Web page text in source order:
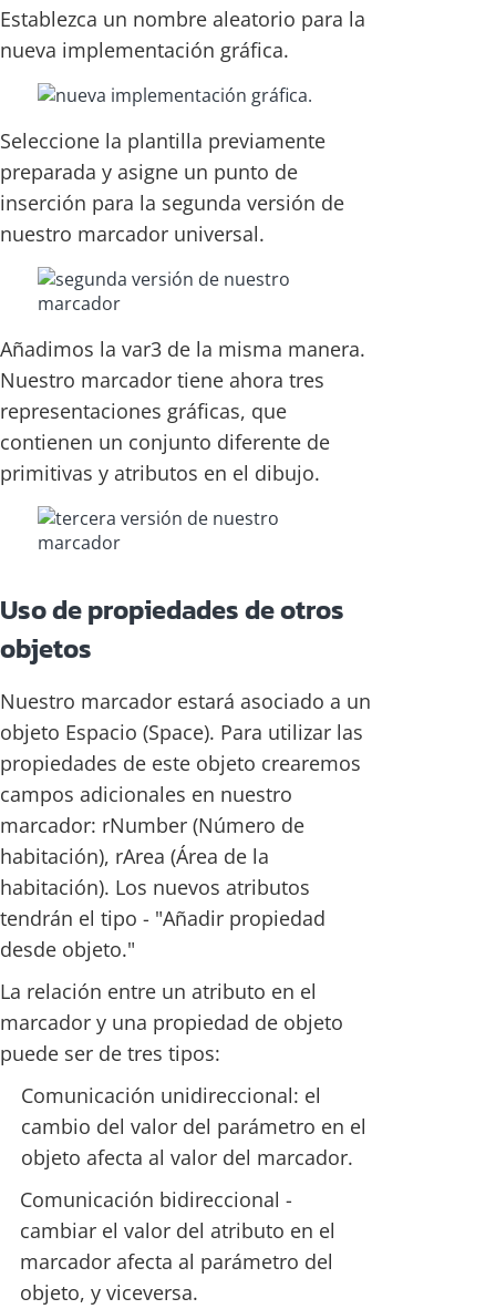
Establezca un nombre aleatorio para la
nueva implementación gráfica.
Seleccione la plantilla previamente
preparada y asigne un punto de
inserción para la segunda versión de
nuestro marcador universal.
Añadimos la var3 de la misma manera.
Nuestro marcador tiene ahora tres
representaciones gráficas, que
contienen un conjunto diferente de
primitivas y atributos en el dibujo.
Uso de propiedades de otros
objetos
Nuestro marcador estará asociado a un
objeto Espacio (Space). Para utilizar las
propiedades de este objeto crearemos
campos adicionales en nuestro
marcador: rNumber (Número de
habitación), rArea (Área de la
habitación). Los nuevos atributos
tendrán el tipo - "Añadir propiedad
desde objeto."
La relación entre un atributo en el
marcador y una propiedad de objeto
puede ser de tres tipos:
Comunicación unidireccional: el
cambio del valor del parámetro en el
objeto afecta al valor del marcador.
Comunicación bidireccional -
cambiar el valor del atributo en el
marcador afecta al parámetro del
objeto, y viceversa.